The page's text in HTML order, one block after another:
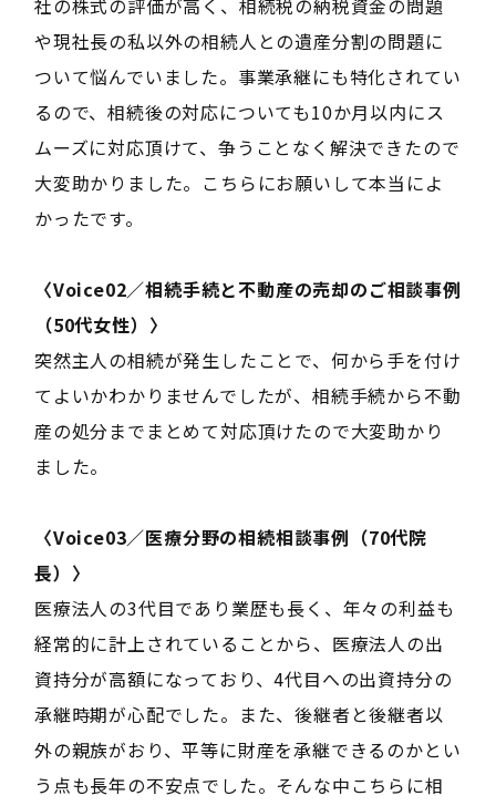
社の株式の評価が高く、相続税の納税資金の問題
や現社長の私以外の相続人との遺産分割の問題に
ついて悩んでいました。事業承継にも特化されてい
るので、相続後の対応についても10か月以内にス
ムーズに対応頂けて、争うことなく解決できたので
大変助かりました。こちらにお願いして本当によ
かったです。
〈Voice02／相続手続と不動産の売却のご相談事例
（50代女性）〉
突然主人の相続が発生したことで、何から手を付け
てよいかわかりませんでしたが、相続手続から不動
産の処分までまとめて対応頂けたので大変助かり
ました。
〈Voice03／医療分野の相続相談事例（70代院
長）〉
医療法人の3代目であり業歴も長く、年々の利益も
経常的に計上されていることから、医療法人の出
資持分が高額になっており、4代目への出資持分の
承継時期が心配でした。また、後継者と後継者以
外の親族がおり、平等に財産を承継できるのかとい
う点も長年の不安点でした。そんな中こちらに相